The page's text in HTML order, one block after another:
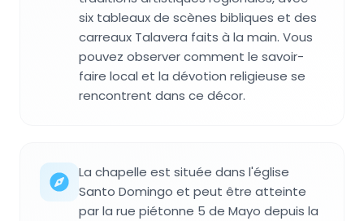
six tableaux de scènes bibliques et des
carreaux Talavera faits à la main. Vous
pouvez observer comment le savoir-
faire local et la dévotion religieuse se
rencontrent dans ce décor.
La chapelle est située dans l'église
Santo Domingo et peut être atteinte
par la rue piétonne 5 de Mayo depuis la